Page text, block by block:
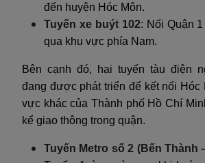
đến huyện Hóc Môn.
Tuyến xe buýt 102: Nối Quận
qua khu vực phía Nam.
Bên cạnh đó, hai tuyến tàu điện
đang được phát triển để kết nối Hóc
vực khác của Thành phố Hồ Chí
kể giao thông trong quận.
Tuyến Metro số 2 (Bến Thành